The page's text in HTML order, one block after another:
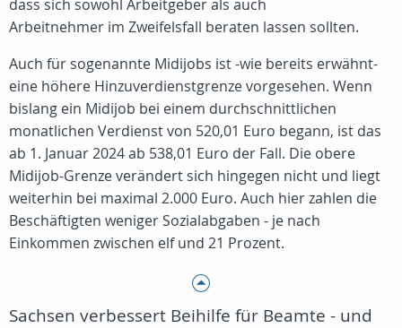
dass sich sowohl Arbeitgeber als auch
Arbeitnehmer im Zweifelsfall beraten lassen sollten.
Auch für sogenannte Midijobs ist -wie bereits erwähnt-
eine höhere Hinzuverdienstgrenze vorgesehen. Wenn
bislang ein Midijob bei einem durchschnittlichen
monatlichen Verdienst von 520,01 Euro begann, ist das
ab 1. Januar 2024 ab 538,01 Euro der Fall. Die obere
Midijob-Grenze verändert sich hingegen nicht und liegt
weiterhin bei maximal 2.000 Euro. Auch hier zahlen die
Beschäftigten weniger Sozialabgaben - je nach
Einkommen zwischen elf und 21 Prozent.
Sachsen verbessert Beihilfe für Beamte - und